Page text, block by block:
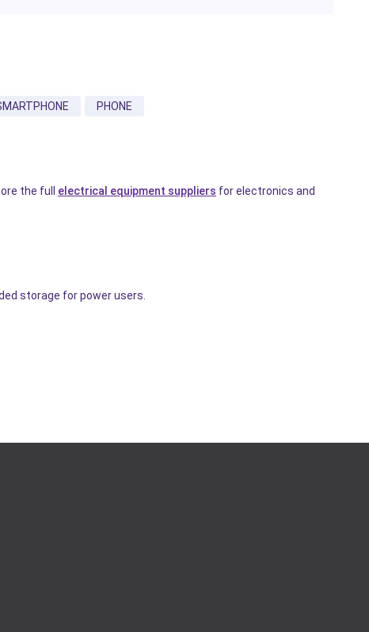
PHONE
the full electrical equipment suppliers for electronics and
storage for power users.